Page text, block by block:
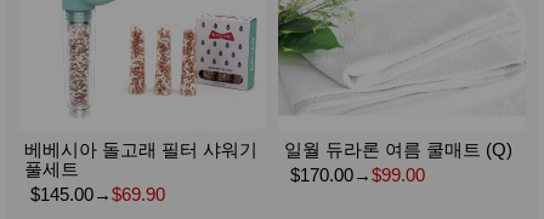
베베시아 돌고래 필터 샤워기
풀세트
$145.00→$69.90
일월 듀라론 여름 쿨매트 (Q)
$170.00→$99.00